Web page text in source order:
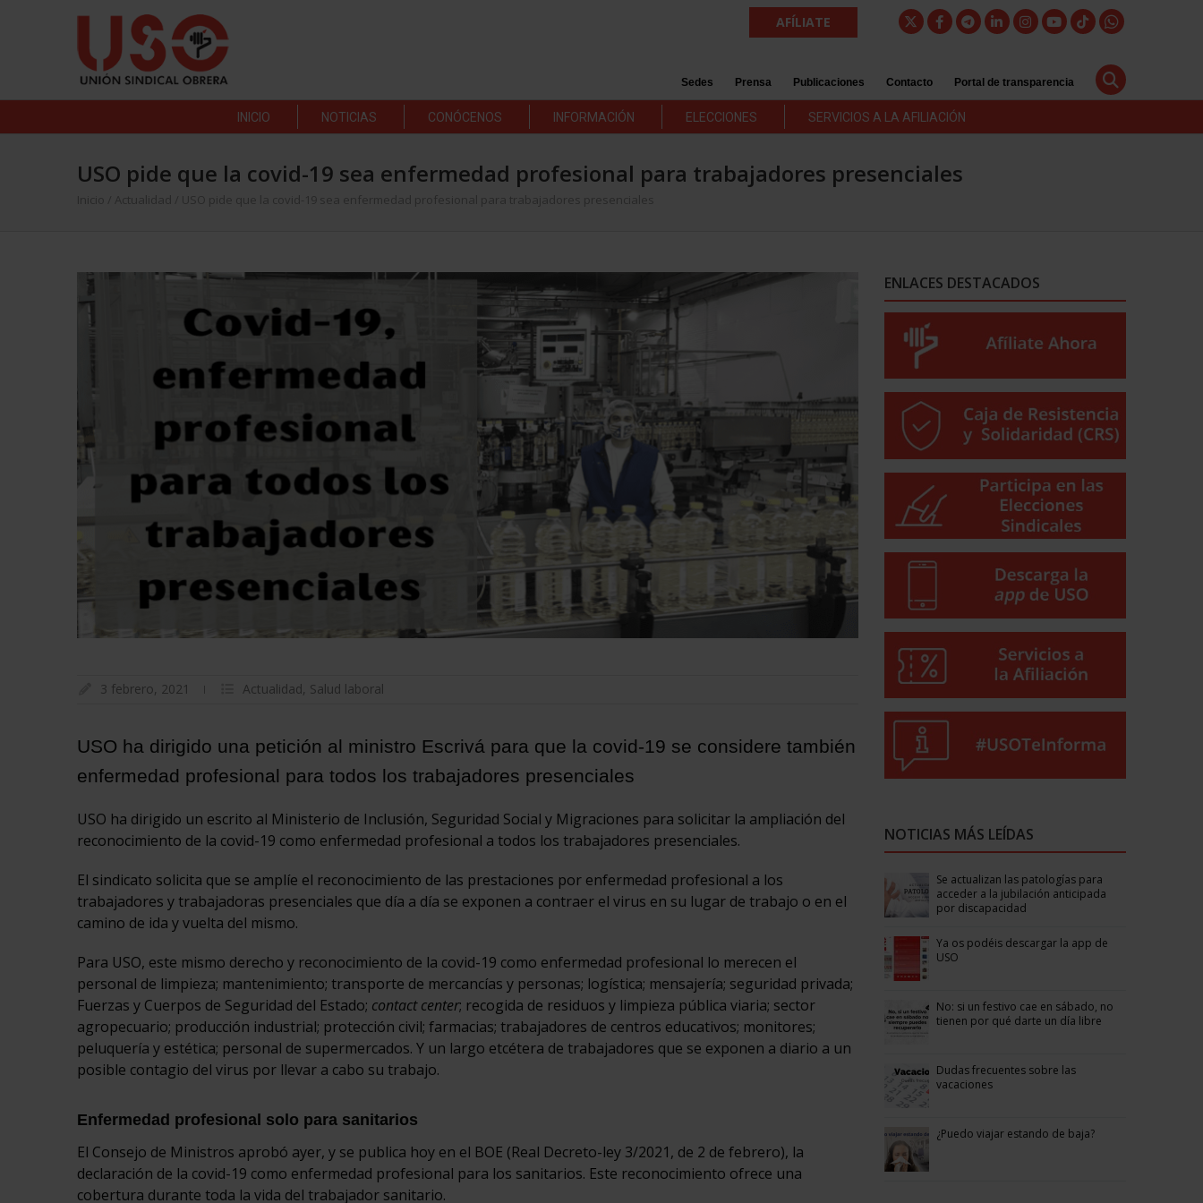
AFÍLIATE
Sedes Prensa Publicaciones Contacto Portal de transparencia
INICIO NOTICIAS CONÓCENOS INFORMACIÓN ELECCIONES SERVICIOS A LA AFILIACIÓN
USO pide que la covid-19 sea enfermedad profesional para trabajadores presenciales
Inicio Actualidad USO pide que la covid-19 sea enfermedad profesional para trabajadores presenciales
3 febrero, 2021 Actualidad, Salud laboral
USO ha dirigido una petición al ministro Escrivá para que la covid-19 se considere también
enfermedad profesional para todos los trabajadores presenciales
USO ha dirigido un escrito al Ministerio de Inclusión, Seguridad Social y Migraciones para solicitar la ampliación del
reconocimiento de la covid-19 como enfermedad profesional a todos los trabajadores presenciales.
El sindicato solicita que se amplíe el reconocimiento de las prestaciones por enfermedad profesional a los
trabajadores y trabajadoras presenciales que día a día se exponen a contraer el virus en su lugar de trabajo o en el
camino de ida y vuelta del mismo.
Para USO, este mismo derecho y reconocimiento de la covid-19 como enfermedad profesional lo merecen el
personal de limpieza; mantenimiento; transporte de mercancías y personas; logística; mensajería; seguridad privada;
Fuerzas y Cuerpos de Seguridad del Estado; contact center; recogida de residuos y limpieza pública viaria; sector
agropecuario; producción industrial; protección civil; farmacias; trabajadores de centros educativos; monitores;
peluquería y estética; personal de supermercados. Y un largo etcétera de trabajadores que se exponen a diario a un
posible contagio del virus por llevar a cabo su trabajo.
Enfermedad profesional solo para sanitarios
El Consejo de Ministros aprobó ayer, y se publica hoy en el BOE (Real Decreto-ley 3/2021, de 2 de febrero), la
declaración de la covid-19 como enfermedad profesional para los sanitarios. Este reconocimiento ofrece una
cobertura durante toda la vida del trabajador sanitario.
ENLACES DESTACADOS
NOTICIAS MÁS LEÍDAS
Se actualizan las patologías para
acceder a la jubilación anticipada
por discapacidad
Ya os podéis descargar la app de
USO
No: si un festivo cae en sábado, no
tienen por qué darte un día libre
Dudas frecuentes sobre las
vacaciones
¿Puedo viajar estando de baja?